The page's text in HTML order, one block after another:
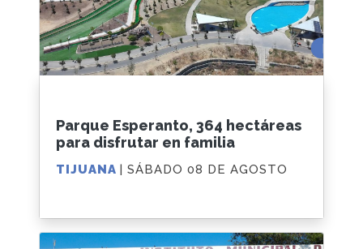
Parque Esperanto, 364 hectáreas
para disfrutar en familia
TIJUANA | SÁBADO 08 DE AGOSTO